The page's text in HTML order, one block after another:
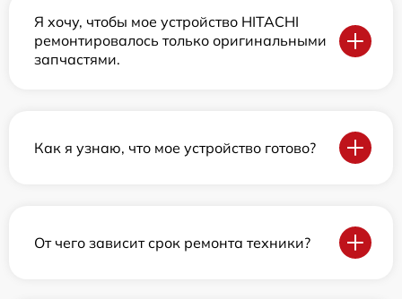
Я хочу, чтобы мое устройство HITACHI
ремонтировалось только оригинальными
запчастями.
Как я узнаю, что мое устройство готово?
От чего зависит срок ремонта техники?